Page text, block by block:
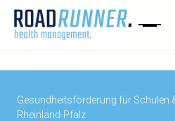
Gesundheitsförderung für Schulen
Rheinland-Pfalz